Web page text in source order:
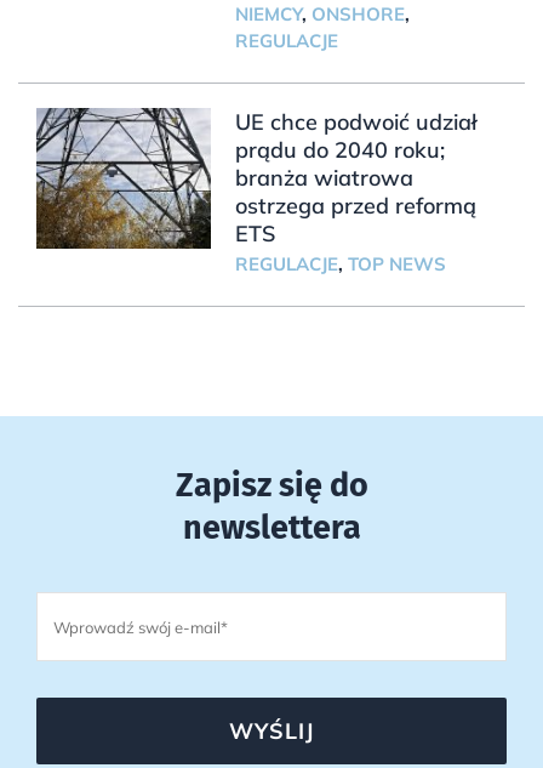
NIEMCY, ONSHORE,
REGULACJE
UE chce podwoić udział
prądu do 2040 roku;
branża wiatrowa
ostrzega przed reformą
ETS
REGULACJE, TOP NEWS
Zapisz się do
newslettera
WYŚLIJ